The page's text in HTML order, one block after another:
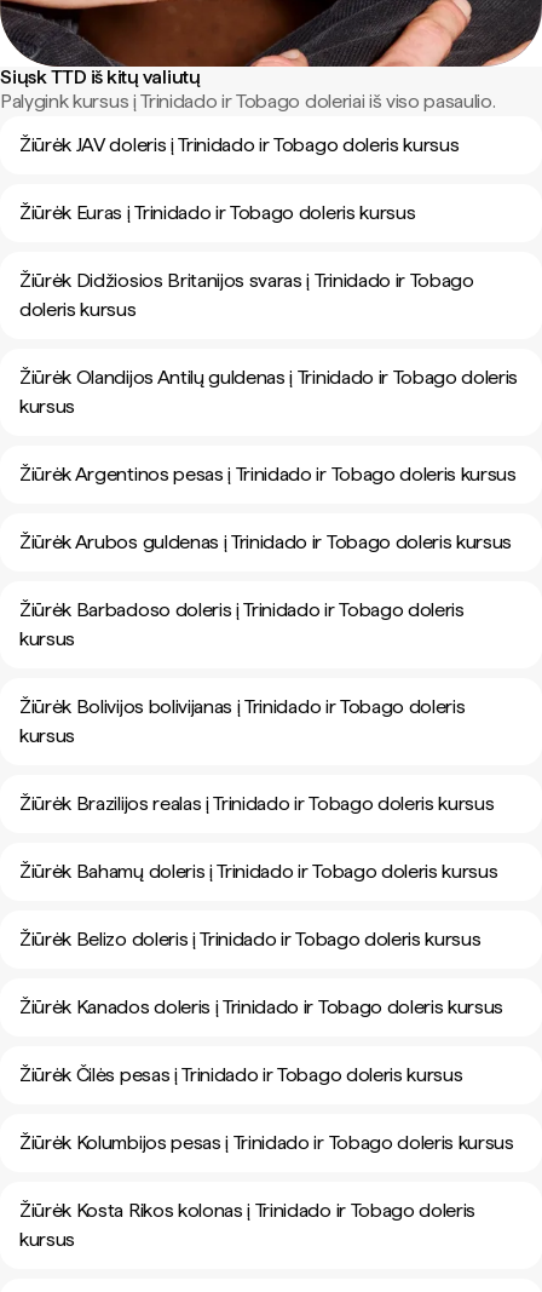
Siųsk TTD iš kitų valiutų
Palygink kursus į Trinidado ir Tobago doleriai iš viso pasaulio.
Žiūrėk JAV doleris į Trinidado ir Tobago doleris kursus
Žiūrėk Euras į Trinidado ir Tobago doleris kursus
Žiūrėk Didžiosios Britanijos svaras į Trinidado ir Tobago
doleris kursus
Žiūrėk Olandijos Antilų guldenas į Trinidado ir Tobago doleris
kursus
Žiūrėk Argentinos pesas į Trinidado ir Tobago doleris kursus
Žiūrėk Arubos guldenas į Trinidado ir Tobago doleris kursus
Žiūrėk Barbadoso doleris į Trinidado ir Tobago doleris
kursus
Žiūrėk Bolivijos bolivijanas į Trinidado ir Tobago doleris
kursus
Žiūrėk Brazilijos realas į Trinidado ir Tobago doleris kursus
Žiūrėk Bahamų doleris į Trinidado ir Tobago doleris kursus
Žiūrėk Belizo doleris į Trinidado ir Tobago doleris kursus
Žiūrėk Kanados doleris į Trinidado ir Tobago doleris kursus
Žiūrėk Čilės pesas į Trinidado ir Tobago doleris kursus
Žiūrėk Kolumbijos pesas į Trinidado ir Tobago doleris kursus
Žiūrėk Kosta Rikos kolonas į Trinidado ir Tobago doleris
kursus